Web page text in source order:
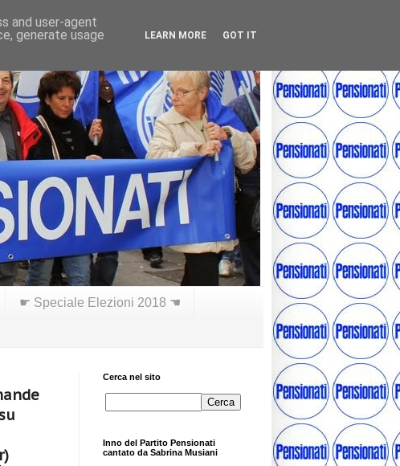
☛ Speciale Elezioni 2018 ☚
Cerca nel sito
Inno del Partito Pensionati
cantato da Sabrina Musiani
and user-agent
generate usage
LEARN MORE GOT IT